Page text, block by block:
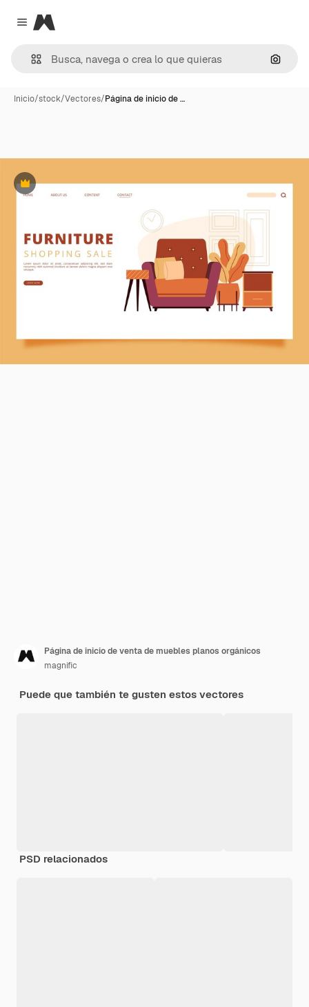
Close menu
Magnific
Inicio/stock/Vectores/Página de inicio de …
Premium
Página de inicio de venta de muebles planos orgánicos
magnific
Puede que también te gusten estos vectores
PSD relacionados